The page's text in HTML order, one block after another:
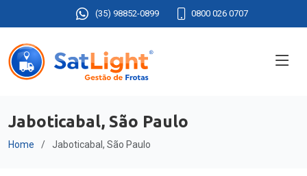
(35) 98852-0899 0800 026 0707
Jaboticabal, São Paulo
Home Jaboticabal, São Paulo